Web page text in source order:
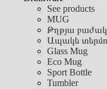
See products
MUG
Թղթյա
Ապակե
Glass Mug
Eco Mug
Sport Bottle
Tumbler